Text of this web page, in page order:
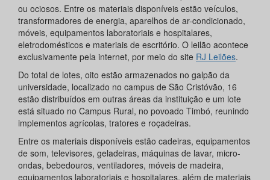
ou ociosos. Entre os materiais disponíveis estão veículos,
transformadores de energia, aparelhos de ar-condicionado,
móveis, equipamentos laboratoriais e hospitalares,
eletrodomésticos e materiais de escritório. O leilão acontece
exclusivamente pela internet, por meio do site RJ Leilões.
Do total de lotes, oito estão armazenados no galpão da
universidade, localizado no campus de São Cristóvão, 16
estão distribuídos em outras áreas da instituição e um lote
está situado no Campus Rural, no povoado Timbó, reunindo
implementos agrícolas, tratores e roçadeiras.
Entre os materiais disponíveis estão cadeiras, equipamentos
de som, televisores, geladeiras, máquinas de lavar, micro-
ondas, bebedouros, ventiladores, móveis de madeira,
equipamentos laboratoriais e hospitalares, além de materiais